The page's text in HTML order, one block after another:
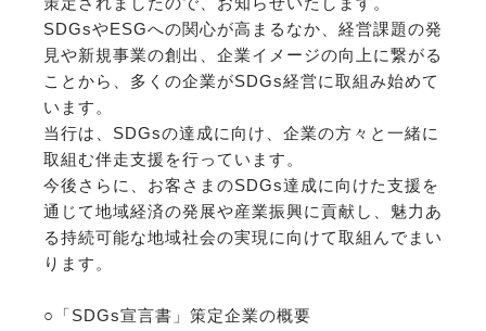
SDGsやESGへの関心が高まるなか、経営課題の発
見や新規事業の創出、企業イメージの向上に繋がる
ことから、多くの企業がSDGs経営に取組み始めて
います。
当行は、SDGsの達成に向け、企業の方々と一緒に
取組む伴走支援を行っています。
今後さらに、お客さまのSDGs達成に向けた支援を
通じて地域経済の発展や産業振興に貢献し、魅力あ
る持続可能な地域社会の実現に向けて取組んでまい
ります。
○「SDGs宣言書」策定企業の概要